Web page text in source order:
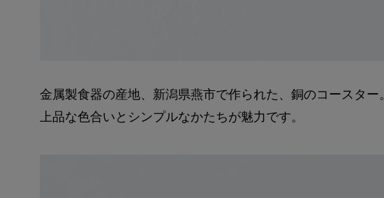
金属製食器の産地、新潟県燕市で作られた、銅のコースター。
上品な色合いとシンプルなかたちが魅力です。